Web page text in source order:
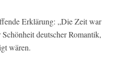
Erklärung: „Die Zeit war
deutscher Romantik,
wären.